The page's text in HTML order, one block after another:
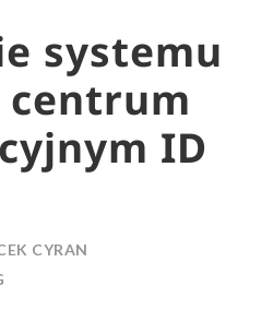
systemu
centrum
ID
CYRAN